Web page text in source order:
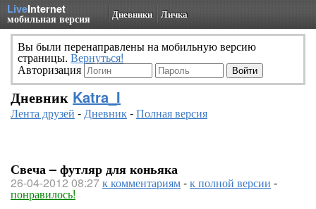
LiveInternet
мобильная версия Дневники Личка
Вы были перенаправлены на мобильную версию
страницы. Вернуться!
Авторизация
Дневник Katra_I
Лента друзей -Дневник-Полная версия
Свеча – футляр для коньяка
26-04-2012 08:27к комментариям-к полной версии -
понравилось!